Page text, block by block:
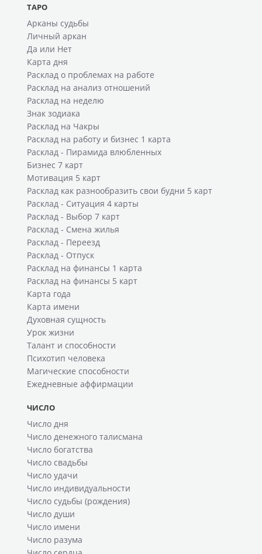
ТАРО
Арканы судьбы
Личный аркан
Да или Нет
Карта дня
Расклад о проблемах на работе
Расклад на анализ отношений
Расклад на неделю
Знак зодиака
Расклад на Чакры
Расклад на работу и бизнес 1 карта
Расклад - Пирамида влюбленных
Бизнес 7 карт
Мотивация 5 карт
Расклад как разнообразить свои будни 5 карт
Расклад - Ситуация 4 карты
Расклад - Выбор 7 карт
Расклад - Смена жилья
Расклад - Переезд
Расклад - Отпуск
Расклад на финансы 1 карта
Расклад на финансы 5 карт
Карта года
Карта имени
Духовная сущность
Урок жизни
Талант и способности
Психотип человека
Магические способности
Ежедневные аффирмации
ЧИСЛО
Число дня
Число денежного талисмана
Число богатства
Число свадьбы
Число удачи
Число индивидуальности
Число судьбы (рождения)
Число души
Число имени
Число разума